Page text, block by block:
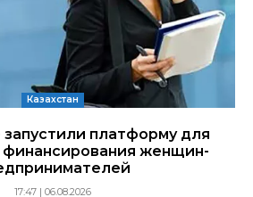
Казахстан
запустили платформу для
финансирования женщин-
17:47 | 06.08.2026